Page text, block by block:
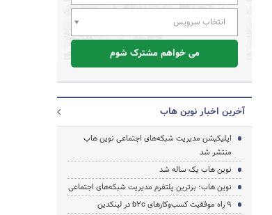
انتخاب سرویس
می خواهم مشترک شوم
آخرین اخبار نوین هاب
اپلیکیشن مدیریت شبکه‌های اجتماعی نوین هاب
منتشر شد
نوین هاب یک ساله شد
نوین هاب؛ برترین پلتفرم مدیریت شبکه‌های اجتماعی
۹ راه موفقیت کسب‌و‌کار‌های b2c در لینکدین